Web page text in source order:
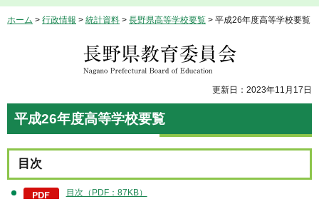
ホーム > 行政情報 > 統計資料 > 長野県高等学校要覧 > 平成26年度高等学校要覧
長野県教育委員会
更新日：2023年11月17日
平成26年度高等学校要覧
目次
目次（PDF：87KB）